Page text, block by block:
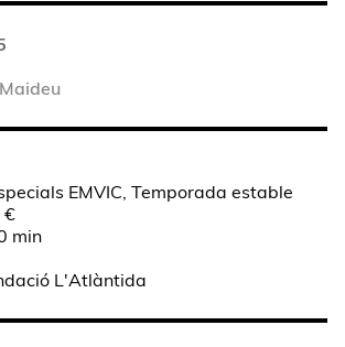
EMVIC, Temporada estable
€
min
L'Atlàntida